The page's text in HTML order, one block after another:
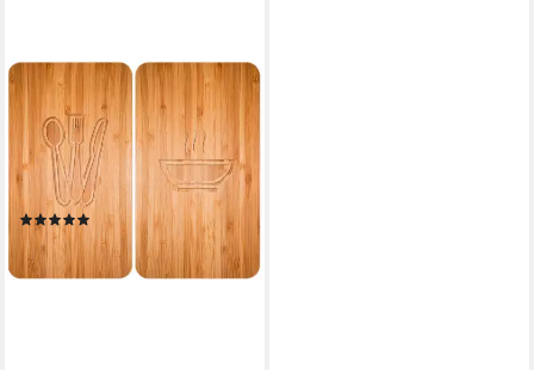
WENKO
Herd-Abdeckplatte Universal
Modell Lunch, Glas, (Set, 2
tlg), Herdabdeckung für alle
Herdarten, kratzfest, mit
rutschfesten Füßen
(29)
ab 36,09 €
lieferbar - in 4-5 Werktagen bei dir